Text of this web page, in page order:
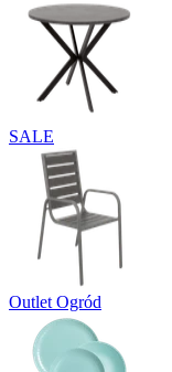
SALE
Outlet Ogród